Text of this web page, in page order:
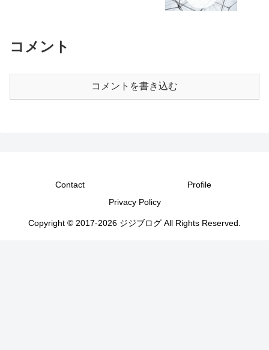
コメント
コメントを書き込む
Contact
Profile
Privacy Policy
Copyright © 2017-2026 ジジブログ All Rights Reserved.